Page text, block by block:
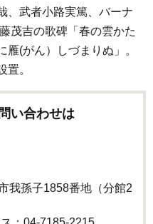
、武者小路実篤、バーナ
茂吉の歌碑「春の雲かた
雁(がん）しづまりぬ」。
置。
い合わせは
我孫子1858番地（分館2